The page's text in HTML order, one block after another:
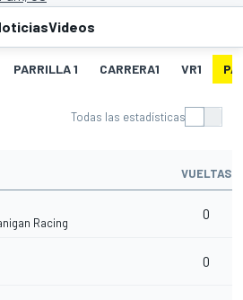
Videos
PARRILLA 1 CARRERA1 VR1
Todas las estadísticas
VUELTAS
Racing
0
0